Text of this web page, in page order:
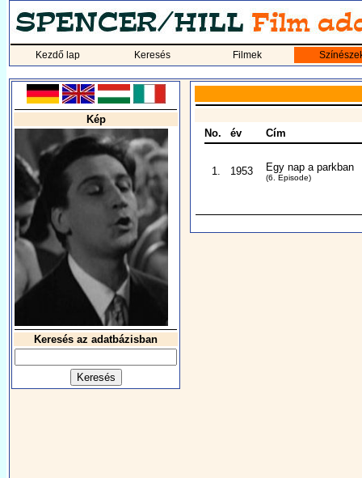
Kezdő lap Keresés Filmek
Kép
Keresés az adatbázisban
No. év Cím
1. 1953 Egy nap a parkban
(6. Episode)